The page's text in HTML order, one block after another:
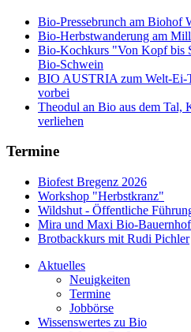
Bio-Pressebrunch am Biohof
Bio-Herbstwanderung am
Bio-Kochkurs "Von Kopf bis
Bio-Schwein
BIO AUSTRIA zum Welt-Ei-
vorbei
Theodul an Bio aus dem Tal,
verliehen
Termine
Biofest Bregenz 2026
Workshop "Herbstkranz"
Wildshut - Öffentliche
Mira und Maxi Bio-
Brotbackkurs mit Rudi Pichler
Aktuelles
Neuigkeiten
Termine
Jobbörse
Wissenswertes zu Bio